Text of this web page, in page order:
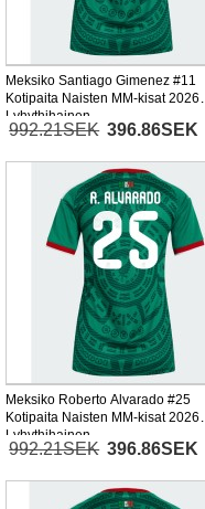
Meksiko Santiago Gimenez #11
Kotipaita Naisten MM-kisat 2026
Lyhythihainen
992.21SEK 396.86SEK
Meksiko Roberto Alvarado #25
Kotipaita Naisten MM-kisat 2026
Lyhythihainen
992.21SEK 396.86SEK